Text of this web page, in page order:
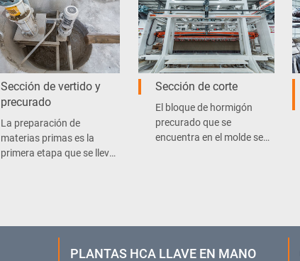
Sección de vertido y
precurado
La preparación de
materias primas es la
primera etapa que se lleva
Sección de corte
El bloque de hormigón
precurado que se
encuentra en el molde se
PLANTAS HCA LLAVE EN MANO